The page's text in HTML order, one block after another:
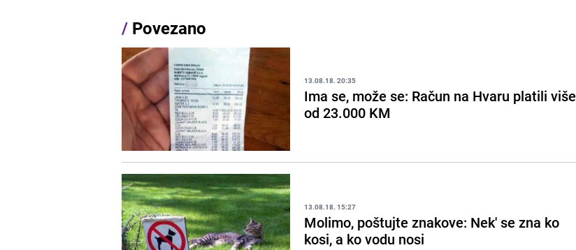
/ Povezano
13.08.18. 20:35
Ima se, može se: Račun na Hvaru platili više
od 23.000 KM
13.08.18. 15:27
Molimo, poštujte znakove: Nek' se zna ko
kosi, a ko vodu nosi